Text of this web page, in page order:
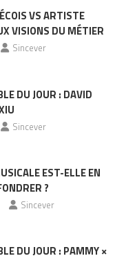
VS ARTISTE
VISIONS DU MÉTIER
Sincever
DU JOUR : DAVID
Sincever
EST-ELLE EN
?
Sincever
DU JOUR : PAMMY ×